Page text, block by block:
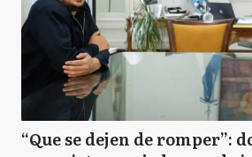
“Que se dejen de romper”: